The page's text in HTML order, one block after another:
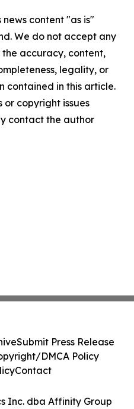
news content "as is"
We do not accept any
accuracy, content,
legality, or
contained in this article.
copyright issues
contact the author
Inc. dba Affinity Group
Submit Press Release
DMCA Policy
Contact